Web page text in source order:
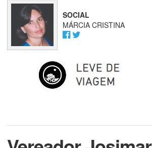
SOCIAL
MÁRCIA CRISTINA